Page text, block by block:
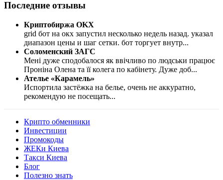
Последние отзывы
Криптобиржа OKX
grid бот на окх запустил несколько недель назад. указал
диапазон цены и шаг сетки. бот торгует внутр...
Соломенский ЗАГС
Мені дуже сподобалося як ввічливо по людськи працює
Проніна Олена та її колега по кабінету. Дуже доб...
Ателье «Карамель»
Испортила застёжка на белье, очень не аккуратно,
рекомендую не посещать...
Крипто обменники
Инвестиции
Промокоды
ЖЕКи Киева
Такси Киева
Блог
Полезно знать